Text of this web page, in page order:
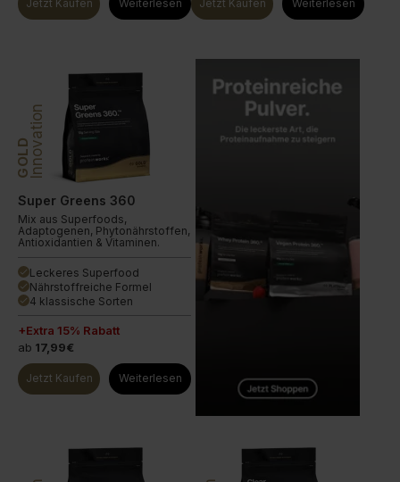
Jetzt Kaufen Weiterlesen Jetzt Kaufen Weiterlesen
GOLDInnovation
Super Greens 360
Mix aus Superfoods,
Adaptogenen, Phytonährstoffen,
Antioxidantien & Vitaminen.
done Leckeres Superfood
done Nährstoffreiche Formel
done 4 klassische Sorten
+Extra 15% Rabatt
ab 17,99€
Jetzt Kaufen Weiterlesen